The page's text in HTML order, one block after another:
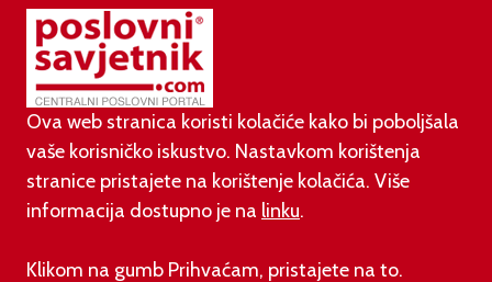
31.07.2026.
Najbrži studentski bolidi svijeta stižu u Mičevec
Ova web stranica koristi kolačiće kako bi poboljšala
vaše korisničko iskustvo. Nastavkom korištenja
stranice pristajete na korištenje kolačića. Više
informacija dostupno je na linku.
Klikom na gumb Prihvaćam, pristajete na to.